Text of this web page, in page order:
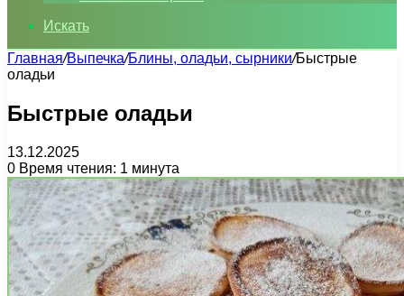
Искать
Главная/Выпечка/Блины, оладьи, сырники/Быстрые
оладьи
Быстрые оладьи
13.12.2025
0 Время чтения: 1 минута